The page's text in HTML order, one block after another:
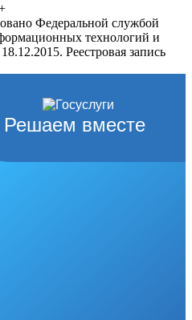
Федеральной службой
технологий и
Реестровая запись
Решаем вместе